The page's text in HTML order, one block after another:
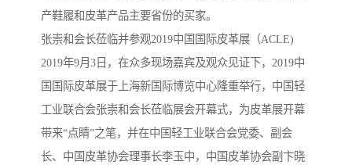
产鞋履和皮革产品主要省份的买家。
张崇和会长莅临并参观2019中国国际皮革展（ACLE)
2019年9月3日，在众多现场嘉宾及观众见证下，2019中
国国际皮革展于上海新国际博览中心隆重举行，中国轻
工业联合会张崇和会长莅临展会开幕式，为皮革展开幕
带来“点睛”之笔，并在中国轻工业联合会党委、副会
长、中国皮革协会理事长李玉中，中国皮革协会副卞晓